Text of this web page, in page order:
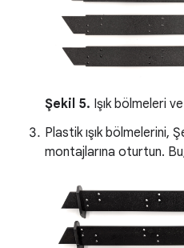
Şekil 5. Işık bölmeleri ve
Plastik ışık bölmelerini,
montajlarına oturtun. Bu,